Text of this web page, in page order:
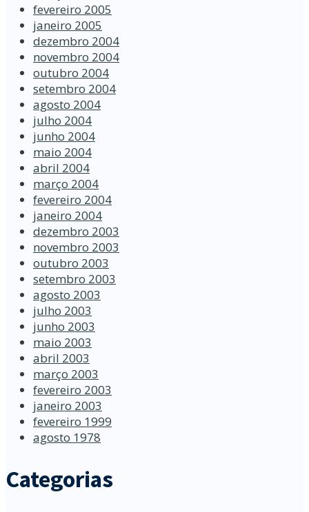
fevereiro 2005
janeiro 2005
dezembro 2004
novembro 2004
outubro 2004
setembro 2004
agosto 2004
julho 2004
junho 2004
maio 2004
abril 2004
março 2004
fevereiro 2004
janeiro 2004
dezembro 2003
novembro 2003
outubro 2003
setembro 2003
agosto 2003
julho 2003
junho 2003
maio 2003
abril 2003
março 2003
fevereiro 2003
janeiro 2003
fevereiro 1999
agosto 1978
Categorias